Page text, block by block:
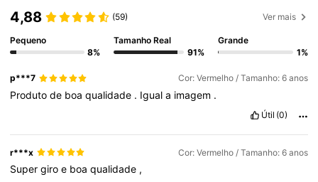
4,88 (59) Ver mais
Pequeno
8%
Tamanho Real
91%
Grande
1%
p***7 Cor: Vermelho / Tamanho: 6 anos
Produtode boaqualidade . Iguala imagem .
Útil (0)
r***x Cor: Vermelho / Tamanho: 6 anos
Supergiroe boaqualidade ,